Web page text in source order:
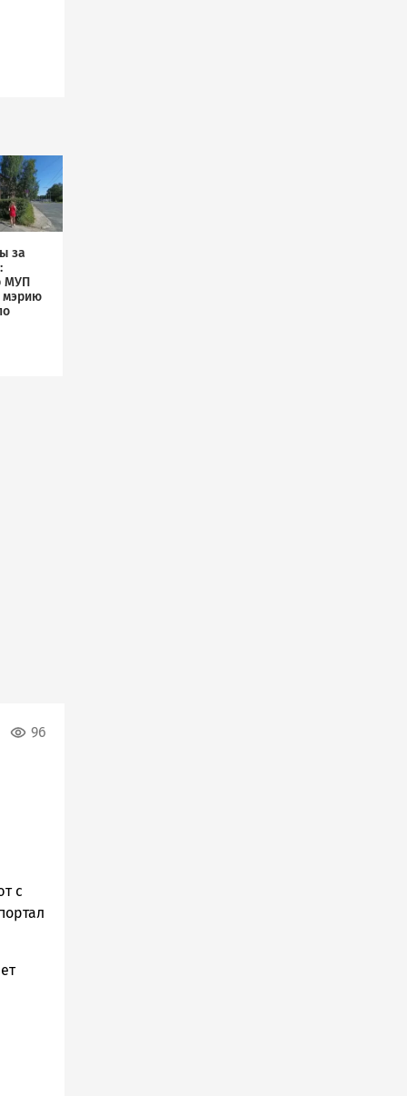
за
МУП
мэрию
96
с